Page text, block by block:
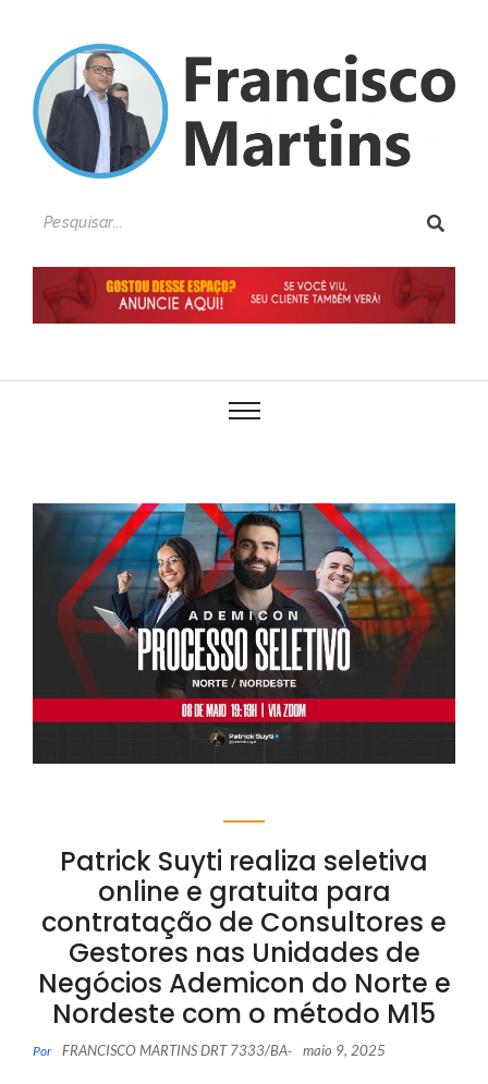
Patrick Suyti realiza seletiva
online e gratuita para
contratação de Consultores e
Gestores nas Unidades de
Negócios Ademicon do Norte e
Nordeste com o método M15
Por FRANCISCO MARTINS DRT 7333/BA- maio 9, 2025